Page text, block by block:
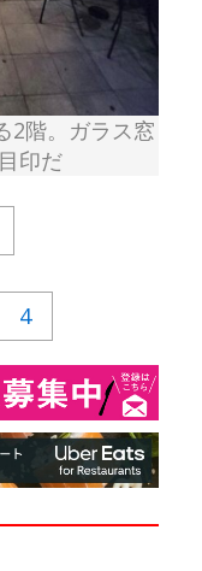
2階。ガラス窓
印だ
4